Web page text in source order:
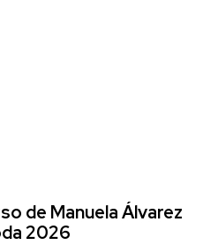
de Manuela Álvarez
2026